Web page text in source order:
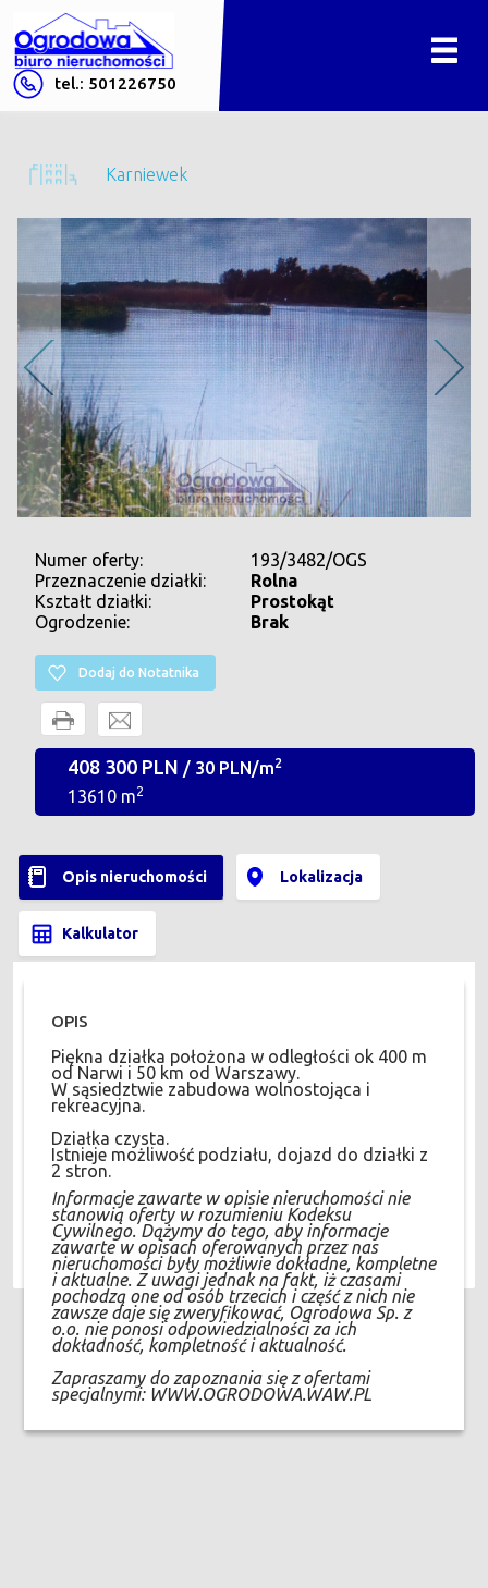
tel.: 501226750
Karniewek
Numer oferty:
193/3482/OGS
Przeznaczenie działki:
Rolna
Kształt działki:
Prostokąt
Ogrodzenie:
Brak
Dodaj do Notatnika
408 300 PLN / 30 PLN/m2
13610 m2
Opis nieruchomości Lokalizacja
Kalkulator
OPIS
Piękna działka położona w odległości ok 400 m
od Narwi i 50 km od Warszawy.
W sąsiedztwie zabudowa wolnostojąca i
rekreacyjna.
Działka czysta.
Istnieje możliwość podziału, dojazd do działki z
2 stron.
Informacje zawarte w opisie nieruchomości nie
stanowią oferty w rozumieniu Kodeksu
Cywilnego. Dążymy do tego, aby informacje
zawarte w opisach oferowanych przez nas
nieruchomości były możliwie dokładne, kompletne
i aktualne. Z uwagi jednak na fakt, iż czasami
pochodzą one od osób trzecich i część z nich nie
zawsze daje się zweryfikować, Ogrodowa Sp. z
o.o. nie ponosi odpowiedzialności za ich
dokładność, kompletność i aktualność.
Zapraszamy do zapoznania się z ofertami
specjalnymi: WWW.OGRODOWA.WAW.PL